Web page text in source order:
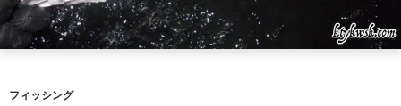
フィッシング